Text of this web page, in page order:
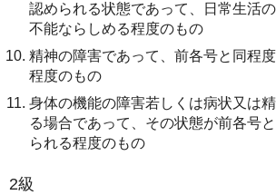
認められる状態であって、日常生活
不能ならしめる程度のもの
精神の障害であって、前各号と同程
程度のもの
身体の機能の障害若しくは病状又は
る場合であって、その状態が前各号
られる程度のもの
2級